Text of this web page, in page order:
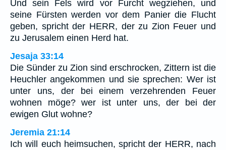
Und sein Fels wird vor Furcht wegziehen, und
seine Fürsten werden vor dem Panier die Flucht
geben, spricht der HERR, der zu Zion Feuer und
zu Jerusalem einen Herd hat.
Jesaja 33:14
Die Sünder zu Zion sind erschrocken, Zittern ist die
Heuchler angekommen und sie sprechen: Wer ist
unter uns, der bei einem verzehrenden Feuer
wohnen möge? wer ist unter uns, der bei der
ewigen Glut wohne?
Jeremia 21:14
Ich will euch heimsuchen, spricht der HERR, nach